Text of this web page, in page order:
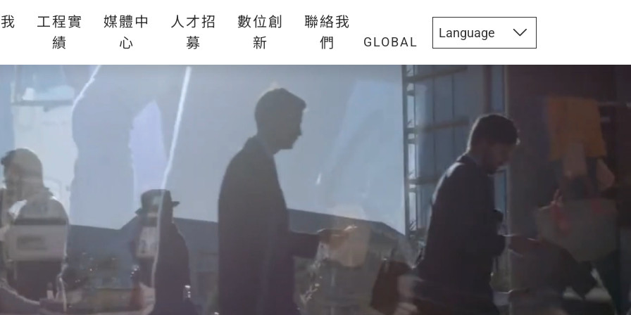
工程實
績
媒體中
心
人才招
募
數位創
新
聯絡我
們
GLOBAL